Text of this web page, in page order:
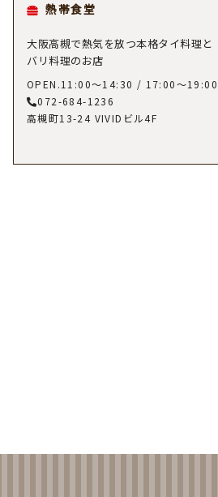
熱帯食堂
大阪高槻で熱気を放つ本格タイ料理と
バリ料理のお店
OPEN.11:00～14:30 / 17:00～19:00
072-684-1236
高槻町13-24 VIVIDビル4F